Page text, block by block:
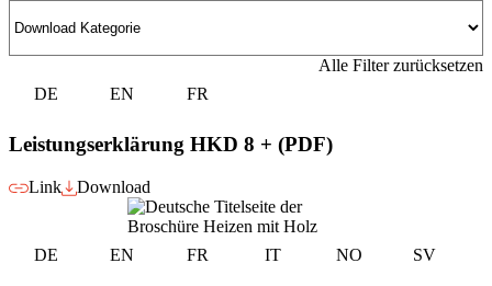
Alle Filter zurücksetzen
DE
EN FR
Leistungserklärung HKD 8 + (PDF)
Link Download
DE EN FR IT NO SV